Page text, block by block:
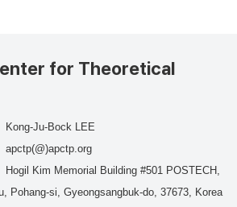
for Theoretical
Kong-Ju-Bock LEE
apctp(@)apctp.org
Hogil Kim Memorial Building #501 POSTECH,
Pohang-si, Gyeongsangbuk-do, 37673, Korea